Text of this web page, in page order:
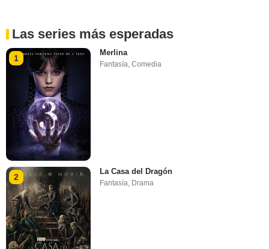
Las series más esperadas
1
Merlina
Fantasía,Comedia
2
La Casa del Dragón
Fantasía, Drama